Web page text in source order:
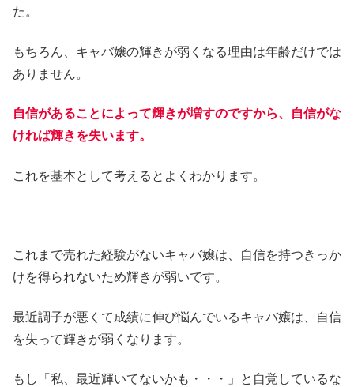
た。
もちろん、キャバ嬢の輝きが弱くなる理由は年齢だけでは
ありません。
自信があることによって輝きが増すのですから、自信がな
ければ輝きを失います。
これを基本として考えるとよくわかります。
これまで売れた経験がないキャバ嬢は、自信を持つきっか
けを得られないため輝きが弱いです。
最近調子が悪くて成績に伸び悩んでいるキャバ嬢は、自信
を失って輝きが弱くなります。
もし「私、最近輝いてないかも・・・」と自覚しているな